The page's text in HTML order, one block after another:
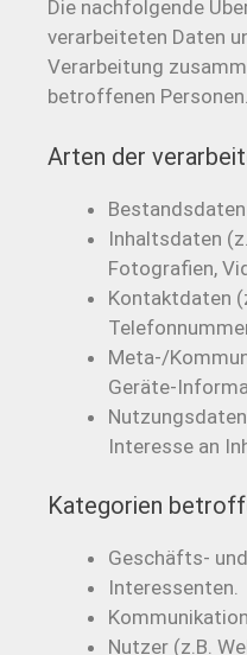
Die nachfolgende
verarbeiteten Daten
Verarbeitung
betroffenen Personen.
Arten der
Bestandsdaten
Inhaltsdaten
Fotografien,
Kontaktdaten
Meta-/
Geräte-
Interesse an
Kategorien
Geschäfts-
Interessenten.
Nutzer (z.B.